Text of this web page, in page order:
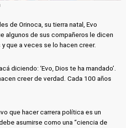
de Orinoca, su tierra natal, Evo
algunos de sus compañeros le dicen
que a veces se lo hacen creer.
diciendo: ‘Evo, Dios te ha mandado’.
creer de verdad. Cada 100 años
que hacer carrera política es un
asumirse como una “ciencia de